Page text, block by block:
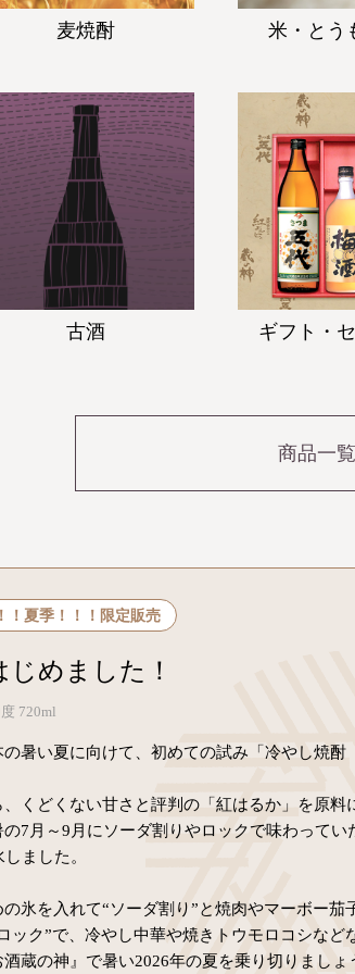
麦焼酎 米・とう
古酒 ギフト・
商品一
！夏季！！！限定販売
めました！
720ml
暑い夏に向けて、初めての試み「冷やし焼酎
くどくない甘さと評判の「紅はるか」を原料
7月～9月にソーダ割りやロックで味わって
ました。
氷を入れて“ソーダ割り”と焼肉やマーボー茄
ック”で、冷やし中華や焼きトウモロコシなど
蔵の神』で暑い2026年の夏を乗り切りましょ